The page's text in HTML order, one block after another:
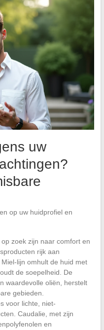
uw
op uw huidprofiel en
zoek zijn naar comfort en
rijk aan
lijn omhult de huid met
de soepelheid. De
waardevolle oliën, herstelt
gebieden.
voor lichte, niet-
Caudalie, met zijn
en